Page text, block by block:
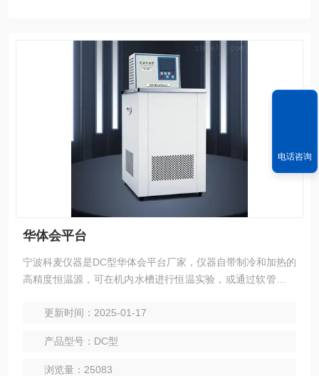
华体会平台
宁波科麦仪器是DC型华体会平台厂家，仪器自带制冷和加热的
高精度恒温源，可在机内水槽进行恒温实验，或通过软管与其
更新时间：2025-01-17
产品型号：DC型
浏览量：25083
电话咨询